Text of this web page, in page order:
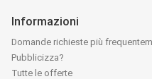
Informazioni
Domande richieste più
Pubblicizza?
Tutte le offerte